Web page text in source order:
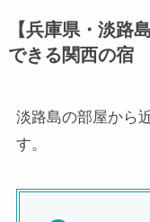
【兵庫県・淡路
できる関西の宿
淡路島の部屋から
す。